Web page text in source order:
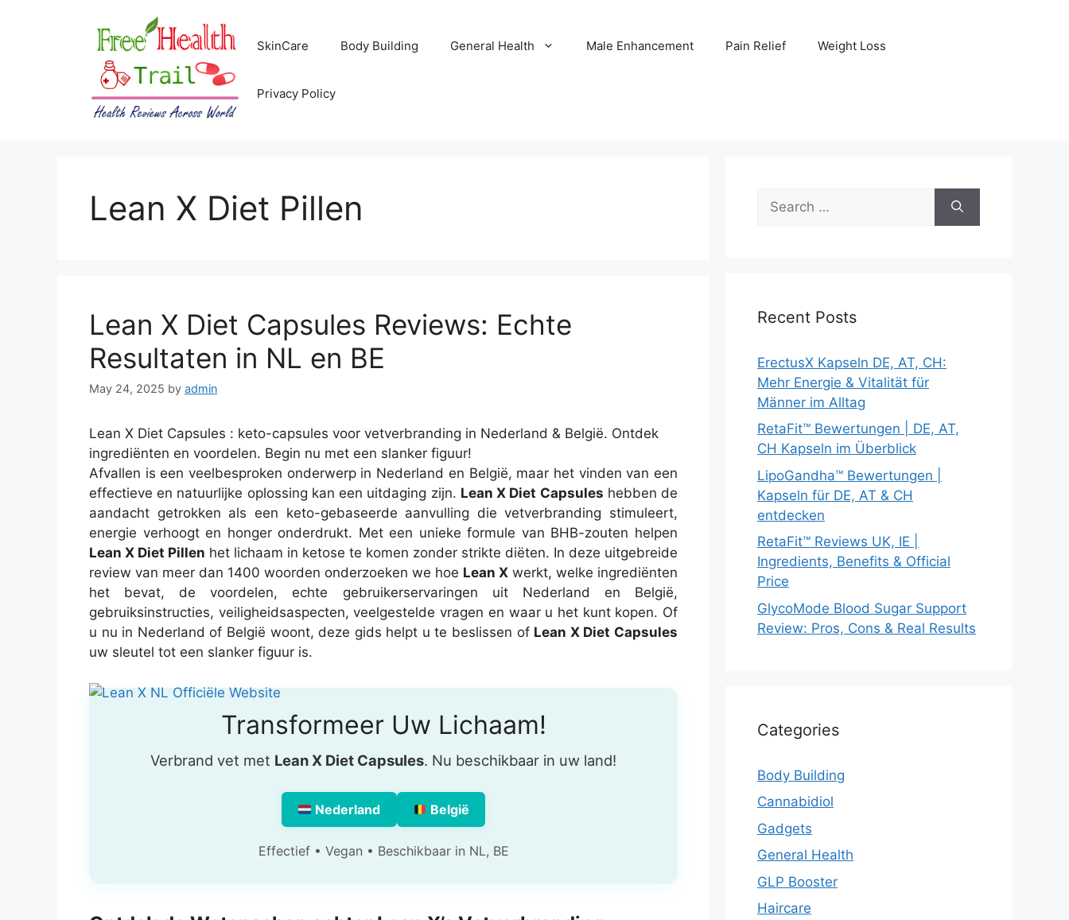
SkinCare Body Building General Health Male Enhancement Pain Relief Weight Loss
Privacy Policy
Lean X Diet Pillen
Lean X Diet Capsules Reviews: Echte
Resultaten in NL en BE
May 24, 2025 by admin
Lean X Diet Capsules : keto-capsules voor vetverbranding in Nederland & België. Ontdek
ingrediënten en voordelen. Begin nu met een slanker figuur!
Afvallen is een veelbesproken onderwerp in Nederland en België, maar het vinden van een
effectieve en natuurlijke oplossing kan een uitdaging zijn. Lean X Diet Capsules hebben de
aandacht getrokken als een keto-gebaseerde aanvulling die vetverbranding stimuleert,
energie verhoogt en honger onderdrukt. Met een unieke formule van BHB-zouten helpen
Lean X Diet Pillen het lichaam in ketose te komen zonder strikte diëten. In deze uitgebreide
review van meer dan 1400 woorden onderzoeken we hoe Lean X werkt, welke ingrediënten
het bevat, de voordelen, echte gebruikerservaringen uit Nederland en België,
gebruiksinstructies, veiligheidsaspecten, veelgestelde vragen en waar u het kunt kopen. Of
u nu in Nederland of België woont, deze gids helpt u te beslissen of Lean X Diet Capsules
uw sleutel tot een slanker figuur is.
Transformeer Uw Lichaam!
Verbrand vet met Lean X Diet Capsules. Nu beschikbaar in uw land!
Nederland België
Effectief • Vegan • Beschikbaar in NL, BE
for:
Recent Posts
ErectusX Kapseln DE, AT, CH:
Mehr Energie & Vitalität für
Männer im Alltag
RetaFit™ Bewertungen | DE, AT,
CH Kapseln im Überblick
LipoGandha™ Bewertungen |
Kapseln für DE, AT & CH
entdecken
RetaFit™ Reviews UK, IE |
Ingredients, Benefits & Official
Price
GlycoMode Blood Sugar Support
Review: Pros, Cons & Real Results
Categories
Body Building
Cannabidiol
Gadgets
General Health
GLP Booster
Haircare